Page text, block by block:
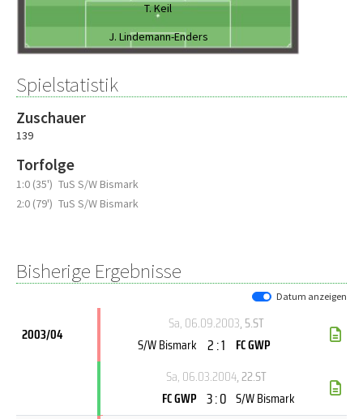
T. Keil
J. Lindemann-Enders
Spielstatistik
Zuschauer
139
Torfolge
1:0 (35') TuS S/W Bismark
2:0 (79') TuS S/W Bismark
Bisherige Ergebnisse
Datum anzeigen
2003/04
Sa, 06.09.2003, 5.ST
S/W Bismark 2 : 1 FC GWP
Sa, 06.03.2004, 22.ST
FC GWP 3 : 0 S/W Bismark